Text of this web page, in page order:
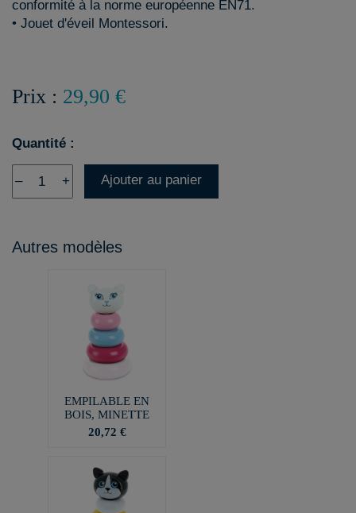
conformité à la norme européenne EN71.
• Jouet d'éveil Montessori.
Prix : 29,90 €
Quantité :
– + Ajouter au panier
Autres modèles
EMPILABLE EN
BOIS, MINETTE
20,72 €